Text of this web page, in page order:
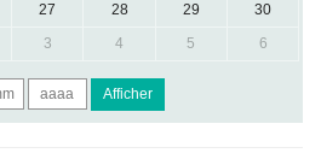
27 28 29
30
3 4 5 6
Afficher